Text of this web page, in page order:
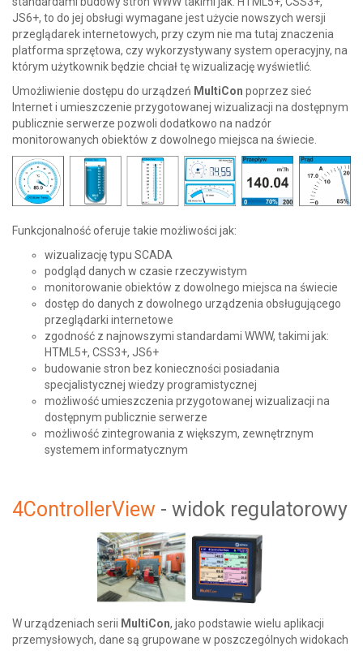
JS6+, to do jej obsługi wymagane jest użycie nowszych wersji
przeglądarek internetowych, przy czym nie ma tutaj znaczenia
platforma sprzętowa, czy wykorzystywany system operacyjny, na
którym użytkownik będzie chciał tę wizualizację wyświetlić.
Umożliwienie dostępu do urządzeń MultiCon poprzez sieć
Internet i umieszczenie przygotowanej wizualizacji na dostępnym
publicznie serwerze pozwoli dodatkowo na nadzór
monitorowanych obiektów z dowolnego miejsca na świecie.
Funkcjonalność oferuje takie możliwości jak:
wizualizację typu SCADA
podgląd danych w czasie rzeczywistym
monitorowanie obiektów z dowolnego miejsca na świecie
dostęp do danych z dowolnego urządzenia obsługującego
przeglądarki internetowe
zgodność z najnowszymi standardami WWW, takimi jak:
HTML5+, CSS3+, JS6+
budowanie stron bez konieczności posiadania
specjalistycznej wiedzy programistycznej
możliwość umieszczenia przygotowanej wizualizacji na
dostępnym publicznie serwerze
możliwość zintegrowania z większym, zewnętrznym
systemem informatycznym
4ControllerView - widok regulatorowy
W urządzeniach serii MultiCon, jako podstawie wielu aplikacji
przemysłowych, dane są grupowane w poszczególnych widokach